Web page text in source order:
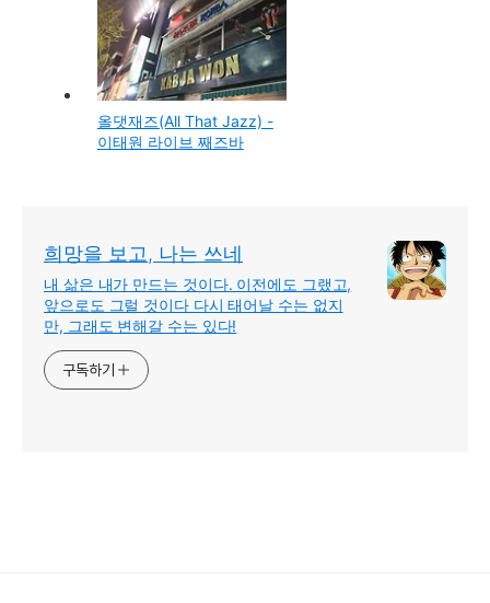
올댓재즈(All That Jazz) -
이태원 라이브 째즈바
희망을 보고, 나는 쓰네
내 삶은 내가 만드는 것이다. 이전에도 그랬고,
앞으로도 그럴 것이다 다시 태어날 수는 없지
만, 그래도 변해갈 수는 있다!
구독하기